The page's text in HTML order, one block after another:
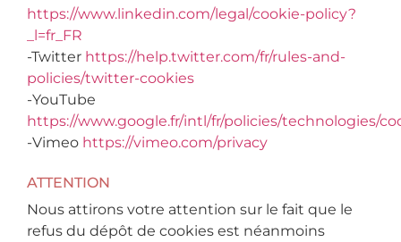
https://www.linkedin.com/legal/cookie-policy?
_l=fr_FR
-Twitter https://help.twitter.com/fr/rules-and-
policies/twitter-cookies
-YouTube
https://www.google.fr/intl/fr/policies/technologies/
-Vimeo https://vimeo.com/privacy
ATTENTION
Nous attirons votre attention sur le fait que le
refus du dépôt de cookies est néanmoins